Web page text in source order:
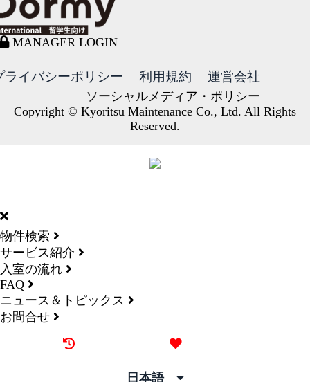
MANAGER LOGIN
ライバシーポリシー 利用規約 運営会社
ソーシャルメディア・ポリシー
Copyright © Kyoritsu Maintenance Co., Ltd. All Rights
Reserved.
物件検索
サービス紹介
入室の流れ
FAQ
ニュース＆トピックス
お問合せ
日本語